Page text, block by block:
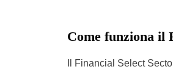
Come funziona il
Il Financial Select